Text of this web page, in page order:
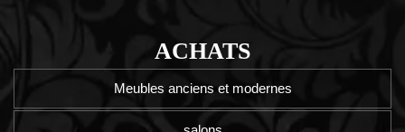
ACHATS
Meubles anciens et modernes